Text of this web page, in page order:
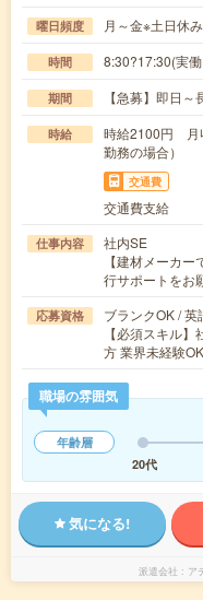
曜日頻度 月～金※土日休み
時間 8:30?17:30(実
期間 【急募】即日～
時給
時給2100円 月
勤務の場合）
交通費
交通費支給
仕事内容
社内SE
【建材メーカ
行サポートをお
応募資格
ブランクOK / 英
【必須スキル
方 業界未経験
職場の雰囲気
年齢層
20代
気になる!
派遣会社 ア